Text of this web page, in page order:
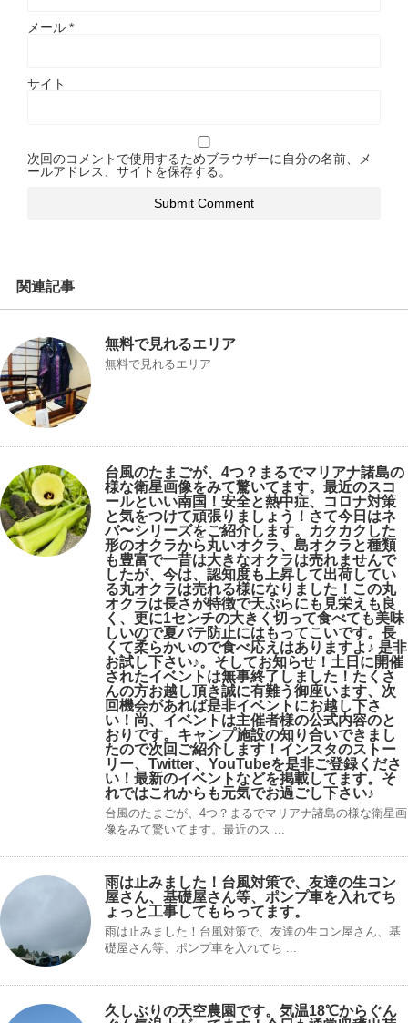
メール *
サイト
次回のコメントで使用するためブラウザーに自分の名前、メ
ールアドレス、サイトを保存する。
関連記事
無料で見れるエリア
無料で見れるエリア
台風のたまごが、4つ？まるでマリアナ諸島の
様な衛星画像をみて驚いてます。最近のスコ
ールといい南国！安全と熱中症、コロナ対策
と気をつけて頑張りましょう！さて今日はネ
バ〜シリーズをご紹介します。カクカクした
形のオクラから丸いオクラ、島オクラと種類
も豊富で一昔は大きなオクラは売れませんで
したが、今は、認知度も上昇して出荷してい
る丸オクラは売れる様になりました！この丸
オクラは長さが特徴で天ぷらにも見栄えも良
く、更に1センチの大きく切って食べても美味
しいので夏バテ防止にはもってこいです。長
くて柔らかいので食べ応えはありますよ♪ 是非
お試し下さい♪。そしてお知らせ！土日に開催
されたイベントは無事終了しました！たくさ
んの方お越し頂き誠に有難う御座います、次
回機会があれば是非イベントにお越し下さ
い！尚、イベントは主催者様の公式内容のと
おりです。キャンプ️施設の知り合いできまし
たので次回ご紹介します！インスタのストー
リー、Twitter、YouTubeを是非ご登録くださ
い！最新のイベントなどを掲載してます。そ
れではこれからも元気でお過ごし下さい♪
台風のたまごが、4つ？まるでマリアナ諸島の様な衛星画
像をみて驚いてます。最近のス ...
雨は止みました！台風対策で、友達の生コン
屋さん、基礎屋さん等、ポンプ車を入れてち
ょっと工事してもらってます。
雨は止みました！台風対策で、友達の生コン屋さん、基
礎屋さん等、ポンプ車を入れてち ...
久しぶりの天空農園です。気温18℃からぐん